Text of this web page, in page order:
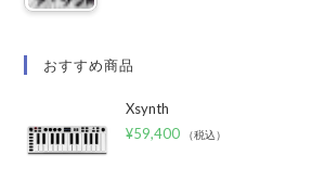
おすすめ商品
Xsynth
¥59,400 （税込）